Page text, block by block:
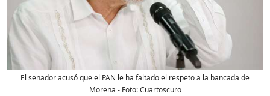
El senador acusó que el PAN le ha faltado el respeto a la bancada de
Morena - Foto:Cuartoscuro